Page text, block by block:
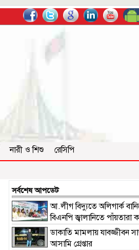
নারী ও শিশু
রেসিপি
সর্বশেষ আপডেট
আ.লীগ বিদ্যুতে অলিগার্ক
বিএনপি জ্বালানিতে পাঁয়তারা
ফুয়াদ
ডাকাতি মামলায় যাবজ্জীবন
আসামি গ্রেপ্তার